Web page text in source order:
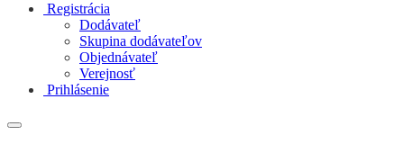
Registrácia
Dodávateľ
Skupina dodávateľov
Objednávateľ
Verejnosť
Prihlásenie